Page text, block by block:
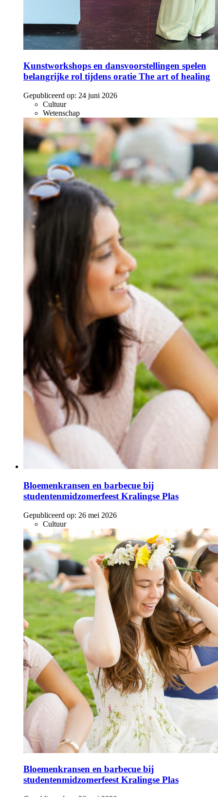
Kunstworkshops en dansvoorstellingen spelen
belangrijke rol tijdens oratie The art of healing
Gepubliceerd op: 24 juni 2026
Cultuur
Wetenschap
Bloemenkransen en barbecue bij
studentenmidzomerfeest Kralingse Plas
Gepubliceerd op: 26 mei 2026
Cultuur
Bloemenkransen en barbecue bij
studentenmidzomerfeest Kralingse Plas